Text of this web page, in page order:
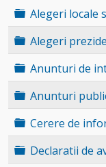
Folder
Alegeri locale
Folder
Alegeri
Folder
Anunturi de
Folder
Anunturi
Folder
Cerere de
Folder
Declaratii de